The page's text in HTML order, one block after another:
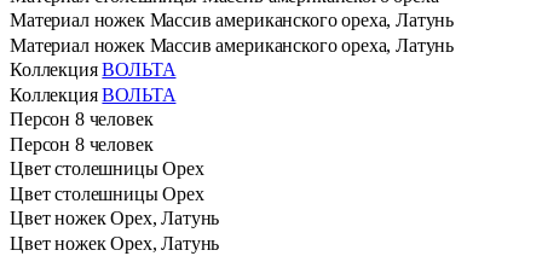
Материал ножек Массив американского ореха, Латунь
Материал ножек Массив американского ореха, Латунь
Коллекция ВОЛЬТА
Коллекция ВОЛЬТА
Персон 8 человек
Персон 8 человек
Цвет столешницы Орех
Цвет столешницы Орех
Цвет ножек Орех, Латунь
Цвет ножек Орех, Латунь